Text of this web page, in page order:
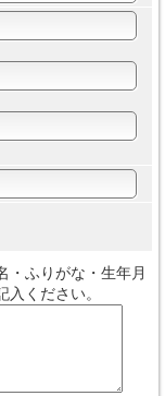
ふりがな・生年月
ください。